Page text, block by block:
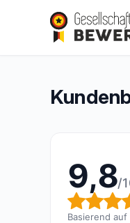
Beauvillé
9,8/
9,8/
Basierend